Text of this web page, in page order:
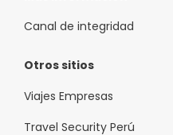
Canal de integridad
Otros sitios
Viajes Empresas
Travel Security Perú